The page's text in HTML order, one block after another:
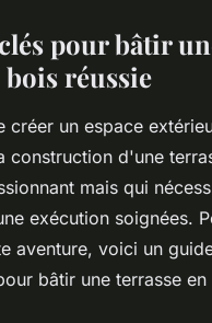
pour bâtir
réussie
créer un espace
construction d'une
mais qui
exécution soignées.
aventure, voici un
bâtir une terrasse